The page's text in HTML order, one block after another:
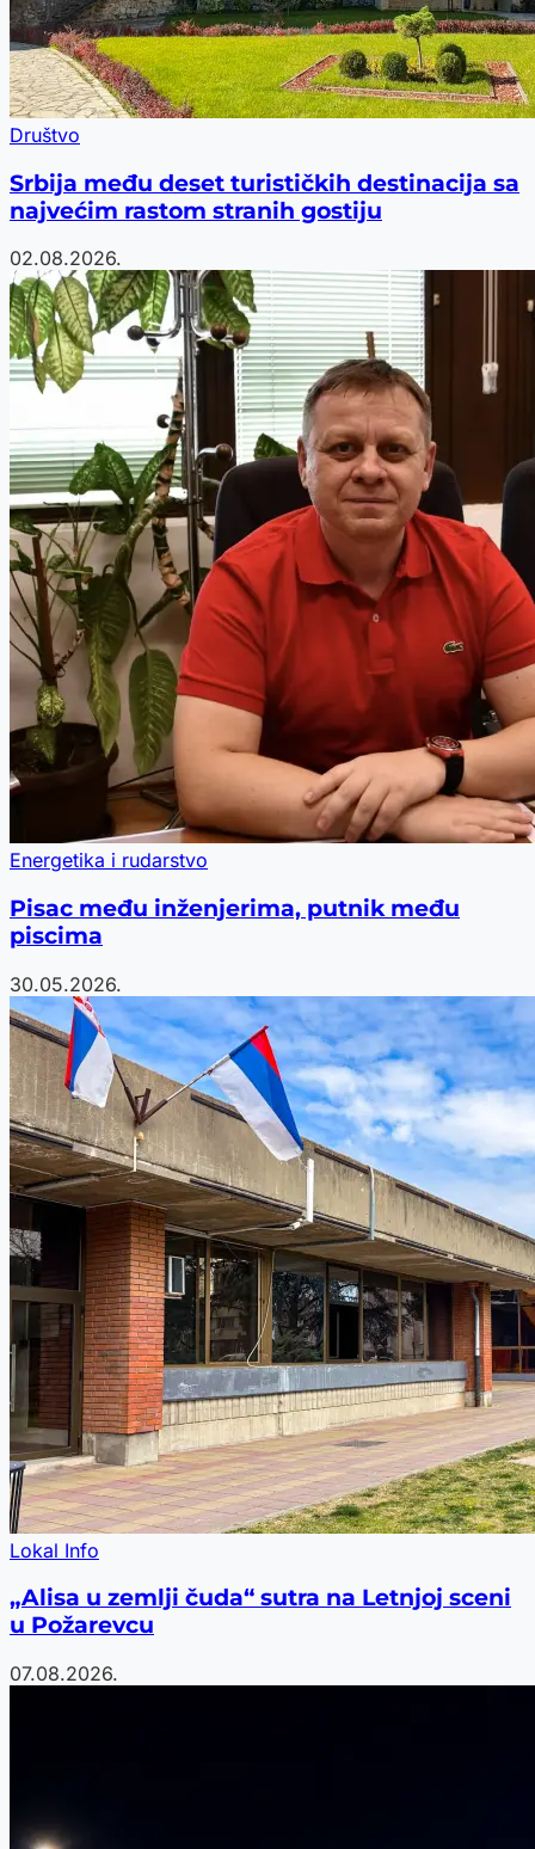
Društvo
Srbija među deset turističkih destinacija sa
najvećim rastom stranih gostiju
02.08.2026.
Energetika i rudarstvo
Pisac među inženjerima, putnik među
piscima
30.05.2026.
Lokal Info
„Alisa u zemlji čuda“ sutra na Letnjoj sceni
u Požarevcu
07.08.2026.